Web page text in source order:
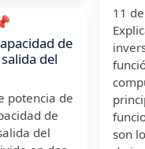
de
del
potencia de
de
del
11
son